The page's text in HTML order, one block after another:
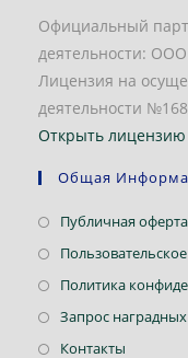
Официальный
деятельности:
Лицензия на
деятельности
Открыть лицензию
Общая
Публичная оферта
Политика
Запрос
Контакты